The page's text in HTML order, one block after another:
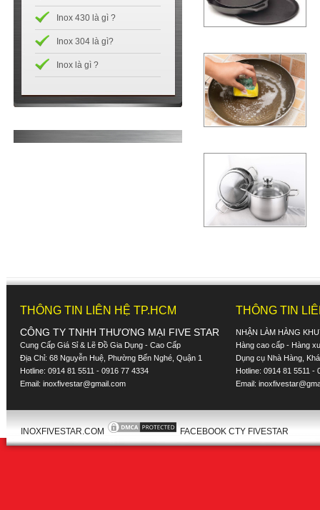
Inox 430 là gì ?
Inox 304 là gì?
Inox là gì ?
THÔNG TIN LIÊN HỆ TP.HCM
CÔNG TY TNHH THƯƠNG MẠI FIVE STAR
Cung Cấp Giá Sỉ & Lẽ Đồ Gia Dụng - Cao Cấp
Địa Chỉ: 68 Nguyễn Huệ, Phường Bến Nghé, Quận 1
Hotline: 0914 81 5511 - 0916 77 4334
Email: inoxfivestar@gmail.com
THÔNG TIN
NHẬN LÀM HÀNG
Hàng cao cấp - Hàng
Dụng cụ Nhà Hàng,
Hotline: 0914 81 5511 -
Email:
INOXFIVESTAR.COM FACEBOOK CTY FIVESTAR